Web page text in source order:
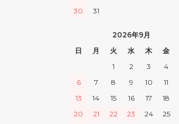
30
31
2026年9月
日
月 火 水 木 金
1
2 3 4
6
7 8 9 10 11
13
14 15 16 17 18
20
21 22 23 24 25